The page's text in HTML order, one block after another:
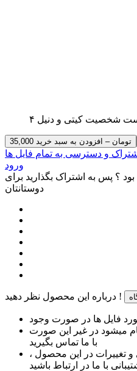
پست شخصیت کیتی و دنیل
35,000 تومان – افزودن به سبد خرید
و دسترسی به تمام فایل ها
ورود
؟ پس به اشتراک بگذارید برای
دوستانتان
درباره این محصول نظر دهید !
میشود در غیر این صورت
با ما تماس بگیرید
تغییرات در این محصول ،
با ما در ارتباط باشید